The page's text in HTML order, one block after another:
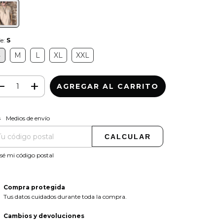
S
M L XL XXL
para el CP:
Medios de envío
CALCULAR
mi código postal
Compra protegida
Tus datos cuidados durante toda la compra.
Cambios y devoluciones